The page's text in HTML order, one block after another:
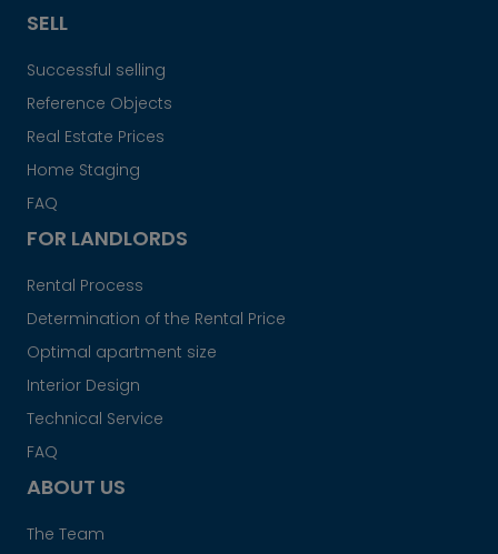
SELL
Successful selling
Reference Objects
Real Estate Prices
Home Staging
FAQ
FOR LANDLORDS
Rental Process
Determination of the Rental Price
Optimal apartment size
Interior Design
Technical Service
FAQ
ABOUT US
The Team